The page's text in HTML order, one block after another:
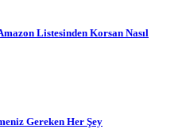
Listesinden Korsan Nasıl
Gereken Her Şey